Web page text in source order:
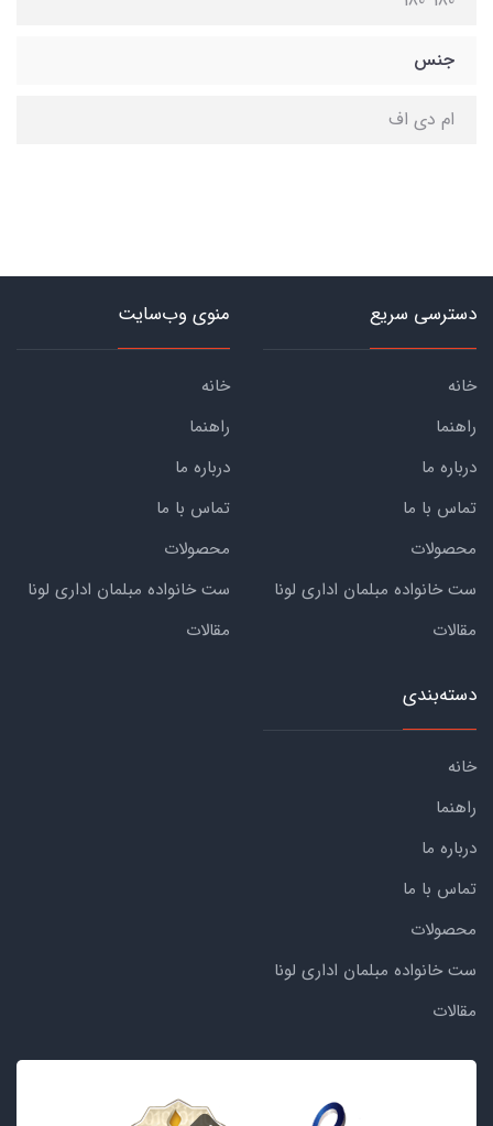
جنس
ام دی اف
دسترسی سریع
خانه
راهنما
درباره ما
تماس با ما
محصولات
ست خانواده مبلمان اداری لونا
مقالات
منوی وب‌سایت
خانه
راهنما
درباره ما
تماس با ما
محصولات
ست خانواده مبلمان اداری لونا
مقالات
دسته‌بندی
خانه
راهنما
درباره ما
تماس با ما
محصولات
ست خانواده مبلمان اداری لونا
مقالات